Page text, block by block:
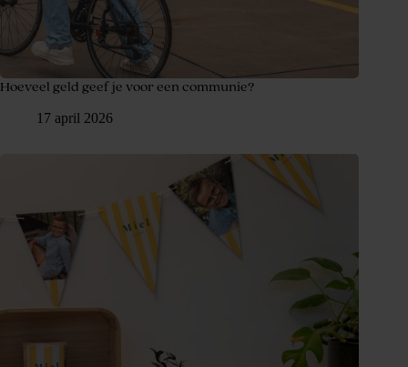
Hoeveel geld geef je voor een communie?
17 april 2026